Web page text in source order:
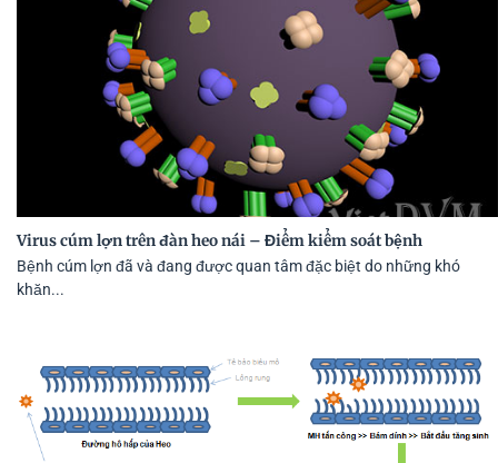
Virus cúm lợn trên đàn heo nái – Điểm kiểm soát bệnh
Bệnh cúm lợn đã và đang được quan tâm đặc biệt do những khó
khăn...